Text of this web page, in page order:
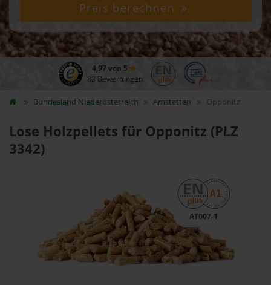
Preis berechnen
4,97 von 5
83 Bewertungen
Bundesland Niederösterreich Amstetten Opponitz
Lose Holzpellets für Opponitz (PLZ
3342)
AT007-1